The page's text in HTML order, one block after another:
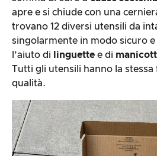
apre e si chiude con una
trovano 12 diversi utensili da
singolarmente in modo sicuro
l’aiuto di
linguette e di
Tutti gli utensili hanno la stessa
qualità.